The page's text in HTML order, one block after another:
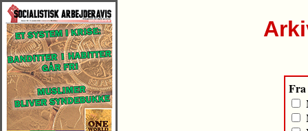
Fra